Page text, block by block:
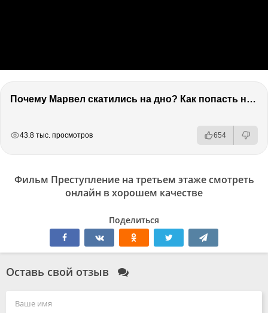
Почему Марвел скатились на дно? Как попасть на канал 2х2. Коля из КиноАфиши
43.8 тыс. просмотров 654
Фильм Преступление на третьем этаже смотреть
онлайн в хорошем качестве
Поделиться
Оставь свой отзыв